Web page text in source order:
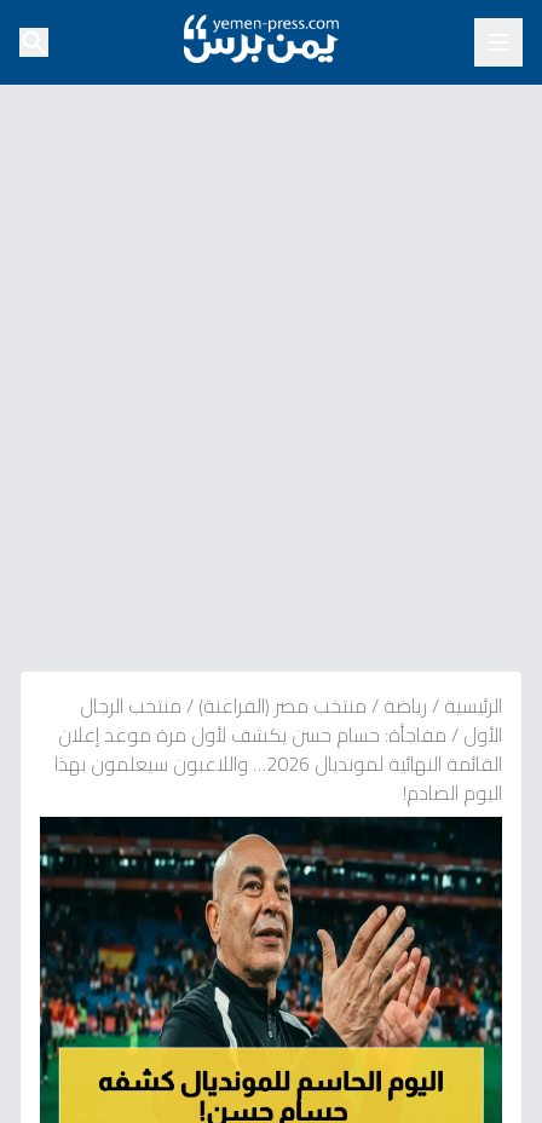
الرئيسية/رياضة/منتخب مصر (الفراعنة)/منتخب الرجال
الأول/مفاجأة: حسام حسن يكشف لأول مرة موعد إعلان
القائمة النهائية لمونديال 2026… واللاعبون سيعلمون بهذا
اليوم الصادم!